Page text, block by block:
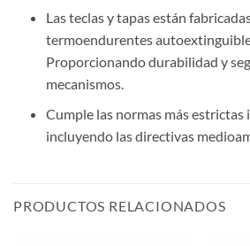
Las teclas y tapas están
termoendurentes
Proporcionando durabilidad y
mecanismos.
Cumple las normas más estrictas
incluyendo las directivas
PRODUCTOS RELACIONADOS